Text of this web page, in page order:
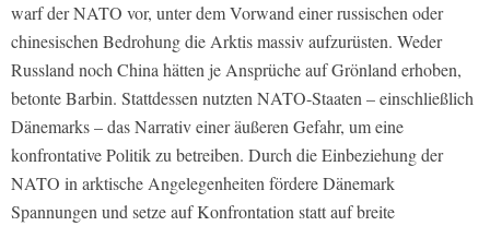
warf der NATO vor, unter dem Vorwand einer russischen oder
chinesischen Bedrohung die Arktis massiv aufzurüsten. Weder
Russland noch China hätten je Ansprüche auf Grönland erhoben,
betonte Barbin. Stattdessen nutzten NATO-Staaten – einschließlich
Dänemarks – das Narrativ einer äußeren Gefahr, um eine
konfrontative Politik zu betreiben. Durch die Einbeziehung der
NATO in arktische Angelegenheiten fördere Dänemark
Spannungen und setze auf Konfrontation statt auf breite